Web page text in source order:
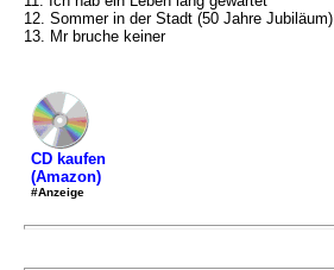
12. Sommer in der Stadt (50 Jahre Jubiläum)
13. Mr bruche keiner
CD kaufen
(Amazon)
#Anzeige